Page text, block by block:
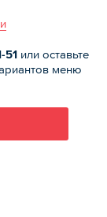
51или оставьте
меню